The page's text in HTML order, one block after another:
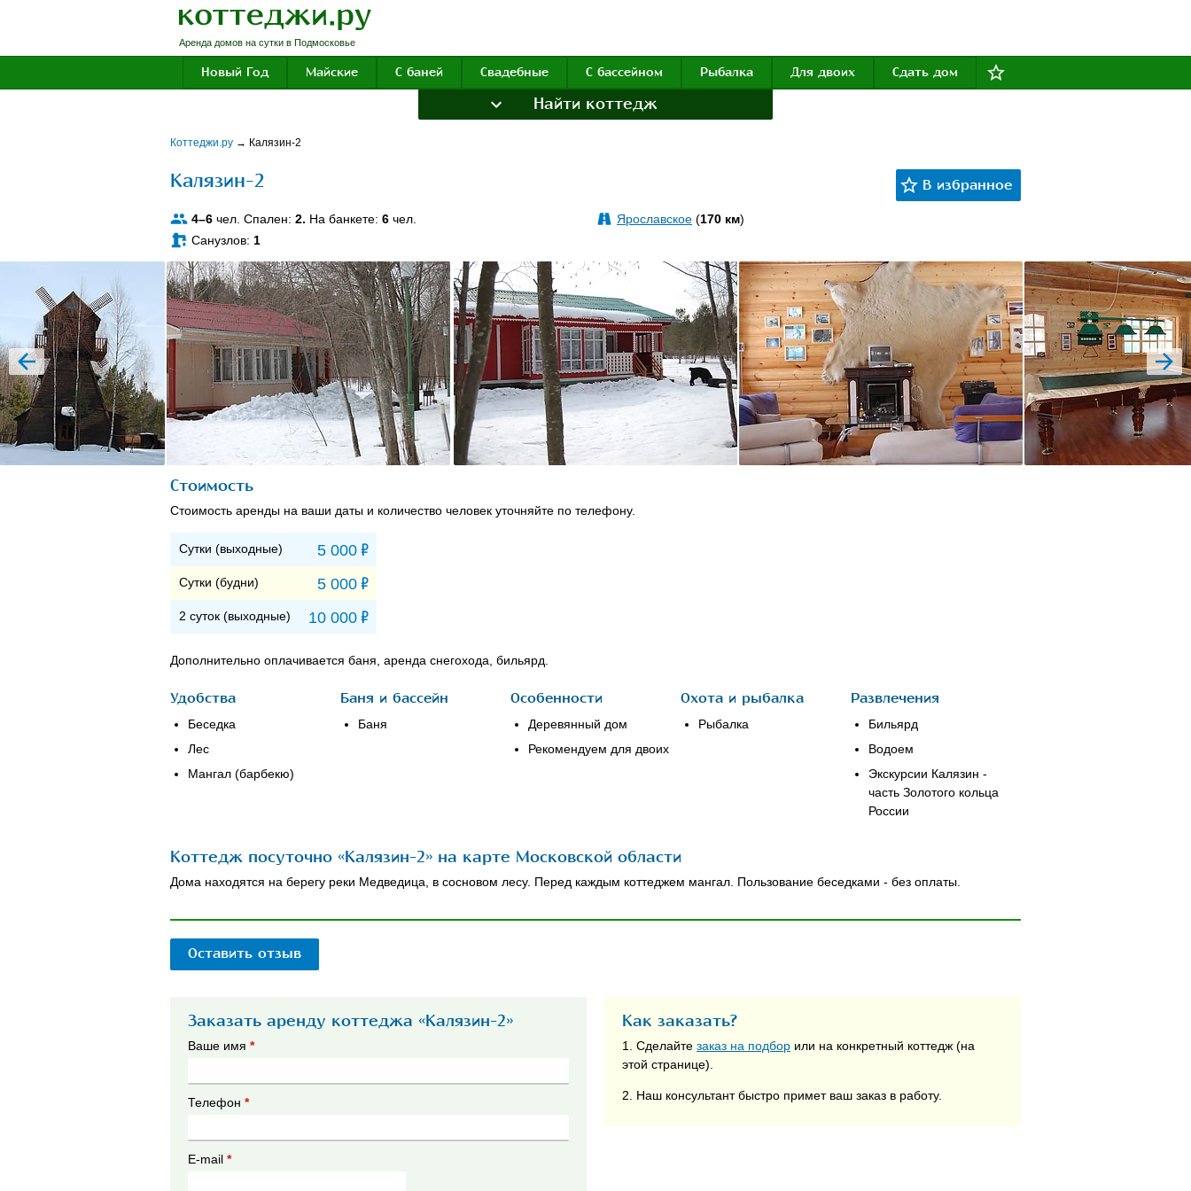
Аренда домов на сутки в Подмосковье
Новый Год Майские С баней Свадебные С бассейном Рыбалка Для двоих Сдать дом
Найти коттедж
Коттеджи.ру → Калязин-2
Калязин-2
4–6 чел. Спален: 2. На банкете: 6 чел. Ярославское (170 км)
Санузлов: 1
prev next
Стоимость
Стоимость аренды на ваши даты и количество человек уточняйте по телефону.
Сутки (выходные) 5 000Р
Сутки (будни) 5 000Р
2 суток (выходные) 10 000Р
Дополнительно оплачивается баня, аренда снегохода, бильярд.
Удобства
Беседка
Лес
Мангал (барбекю)
Баня и бассейн
Баня
Особенности
Деревянный дом
Рекомендуем для двоих
Охота и рыбалка
Рыбалка
Развлечения
Бильярд
Водоем
Экскурсии Калязин -
часть Золотого кольца
России
Коттедж посуточно «Калязин-2» на карте Московской области
Дома находятся на берегу реки Медведица, в сосновом лесу. Перед каждым коттеджем мангал. Пользование беседками - без оплаты.
Оставить отзыв
Как заказать?
1. Сделайте заказ на подбор или на конкретный коттедж (на
этой странице).
2. Наш консультант быстро примет ваш заказ в работу.
Заказать аренду коттеджа «Калязин-2»
Ваше имя *
Телефон *
E-mail *